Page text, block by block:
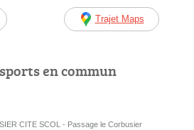
Trajet Maps
en commun
CITE SCOL - Passage le Corbusier